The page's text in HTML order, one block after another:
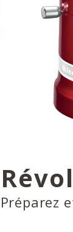
Préparez